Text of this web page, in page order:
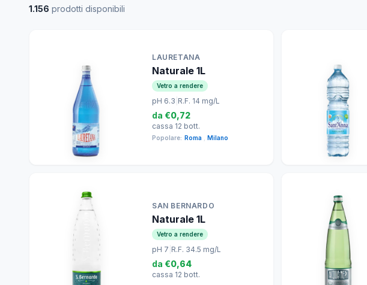
1.156 prodotti disponibili
LAURETANA
Naturale 1L
Vetro a rendere
pH 6.3 R.F. 14 mg/L
da €0,72
cassa 12 bott.
Popolare: Roma Milano
SAN BERNARDO
Naturale 1L
Vetro a rendere
pH 7 R.F. 34.5 mg/L
da €0,64
cassa 12 bott.